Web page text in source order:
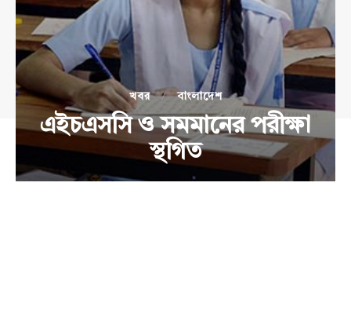
খবর বাংলাদেশ
এইচএসসি ও সমমানের পরীক্ষা
স্থগিত